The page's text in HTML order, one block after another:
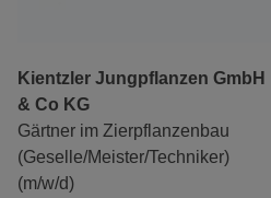
Kientzler Jungpflanzen GmbH
& Co KG
Gärtner im Zierpflanzenbau
(Geselle/Meister/Techniker)
(m/w/d)